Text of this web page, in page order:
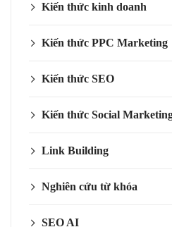
Kiến thức kinh doanh
Kiến thức PPC Marketing
Kiến thức SEO
Kiến thức Social
Link Building
Nghiên cứu từ khóa
SEO AI